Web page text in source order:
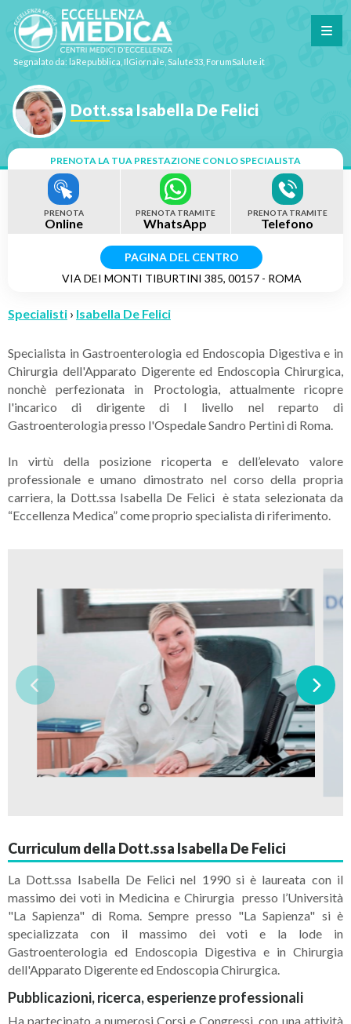
Segnalato da: laRepubblica, IlGiornale, Salute33, ForumSalute.it
Dott.ssa Isabella De Felici
PRENOTA LA TUA PRESTAZIONE CON LO SPECIALISTA
PRENOTA
Online
PRENOTA TRAMITE
WhatsApp
PRENOTA TRAMITE
Telefono
PAGINA DEL CENTRO
VIA DEI MONTI TIBURTINI 385, 00157 - ROMA
Specialisti › Isabella De Felici
Specialista in Gastroenterologia ed Endoscopia Digestiva e in
Chirurgia dell'Apparato Digerente ed Endoscopia Chirurgica,
nonchè perfezionata in Proctologia, attualmente ricopre
l'incarico di dirigente di I livello nel reparto di
Gastroenterologia presso l'Ospedale Sandro Pertini di Roma.
In virtù della posizione ricoperta e dell’elevato valore
professionale e umano dimostrato nel corso della propria
carriera, la Dott.ssa Isabella De Felici è stata selezionata da
“Eccellenza Medica” come proprio specialista di riferimento.
Curriculum della Dott.ssa Isabella De Felici
La Dott.ssa Isabella De Felici nel 1990 si è laureata con il
massimo dei voti in Medicina e Chirurgia presso l’Università
"La Sapienza" di Roma. Sempre presso "La Sapienza" si è
specializzata con il massimo dei voti e la lode in
Gastroenterologia ed Endoscopia Digestiva e in Chirurgia
dell'Apparato Digerente ed Endoscopia Chirurgica.
Pubblicazioni, ricerca, esperienze professionali
Ha partecipato a numerosi Corsi e Congressi, con una attività